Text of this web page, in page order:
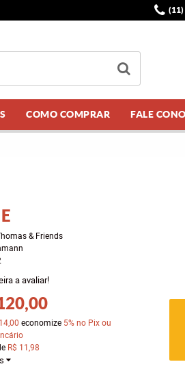
(11)
COMO COMPRAR FALE
& Friends
a avaliar!
economize 5% no Pix ou
R$ 11,98